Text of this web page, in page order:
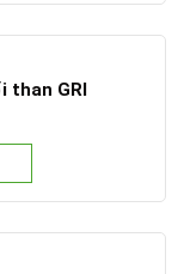
than GRI